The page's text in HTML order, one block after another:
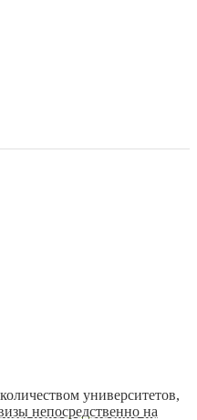
университетов,
непосредственно на